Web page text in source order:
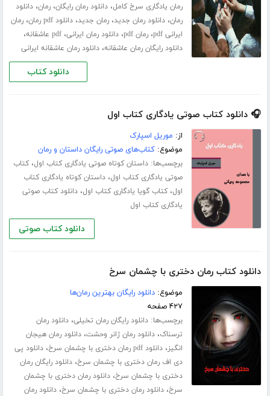
رمان یادگاری سرخ کامل،دانلود رمان رایگان،رمان،دانلود
رمان،دانلود رمان جدید،رمان جدید،دانلود pdf رمان ،رمان
ایرانی pdf
،رمان pdf ،دانلود رمان ایرانی،pdf عاشقانه ،
دانلود رایگان رمان عاشقانه،دانلود رمان عاشقانه ایرانی
دانلود کتاب
🎧 دانلود کتاب صوتی یادگاری کتاب اول
از: موریل اسپارک
موضوع:کتاب‌های صوتی رایگان داستان و رمان
برچسب‌ها:داستان کوتاه صوتی یادگاری کتاب اول،کتاب
صوتی یادگاری کتاب اول،داستان کوتاه یادگاری کتاب
اول،کتاب گویا یادگاری کتاب اول،دانلود کتاب صوتی
یادگاری کتاب اول
دانلود کتاب صوتی
دانلود کتاب رمان دختری با چشمان سرخ
موضوع:دانلود رایگان بهترین رمان‌ها
۴۲۷ صفحه
برچسب‌ها:دانلود رایگان رمان تخیلی،دانلود رمان
ترسناک،دانلود رمان ژانر وحشت،دانلود رمان هیجان
انگیز،دانلود pdf رمان دختری با چشمان سرخ ،دانلود پی
دی اف رمان دختری با چشمان سرخ،دانلود رایگان رمان
دختری با چشمان سرخ،دانلود رمان دختری با چشمان
سرخ،دانلود رمان دختری با چشمان سرخ،دانلود رمان